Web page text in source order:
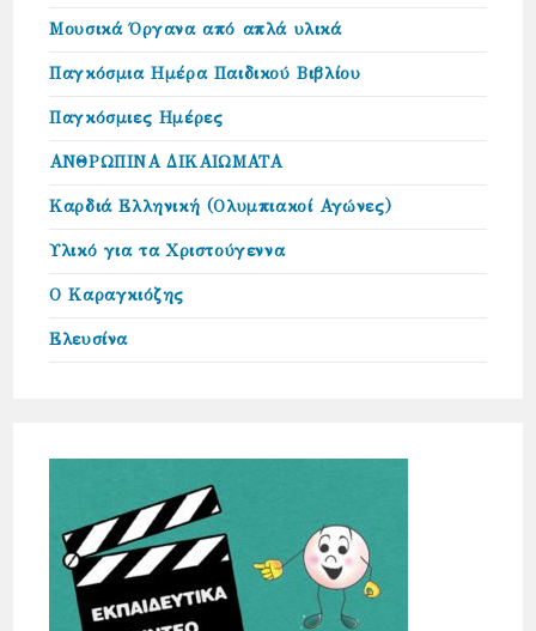
Μουσικά Όργανα από απλά υλικά
Παγκόσμια Ημέρα Παιδικού Βιβλίου
Παγκόσμιες Ημέρες
ΑΝΘΡΩΠΙΝΑ ΔΙΚΑΙΩΜΑΤΑ
Καρδιά Ελληνική (Ολυμπιακοί Αγώνες)
Υλικό για τα Χριστούγεννα
Ο Καραγκιόζης
Ελευσίνα